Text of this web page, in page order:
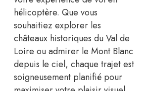
hélicoptère. Que vous
souhaitiez explorer les
châteaux historiques du Val de
Loire ou admirer le Mont Blanc
depuis le ciel, chaque trajet est
soigneusement planifié pour